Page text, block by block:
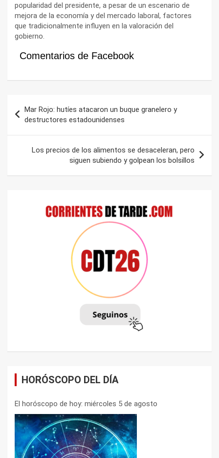
popularidad del presidente, a pesar de un escenario de
mejora de la economía y del mercado laboral, factores
que tradicionalmente influyen en la valoración del
gobierno.
Comentarios de Facebook
de
entradas
Mar Rojo: hutíes atacaron un buque granelero y
destructores estadounidenses
Los precios de los alimentos se desaceleran, pero
siguen subiendo y golpean los bolsillos
HORÓSCOPO DEL DÍA
El horóscopo de hoy: miércoles 5 de agosto